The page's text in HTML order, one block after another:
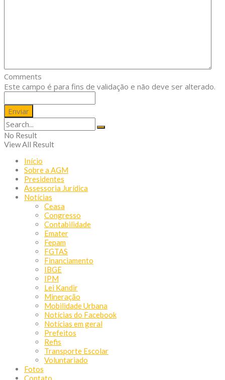
Comments
Este campo é para fins de validação e não deve ser alterado.
No Result
View All Result
Início
Sobre a AGM
Presidentes
Assessoria Jurídica
Notícias
Ceasa
Congresso
Contabilidade
Emater
Fepam
FGTAS
Financiamento
IBGE
IPM
Lei Kandir
Mineração
Mobilidade Urbana
Notícias do Facebook
Notícias em geral
Prefeitos
Refis
Transporte Escolar
Voluntariado
Fotos
Contato